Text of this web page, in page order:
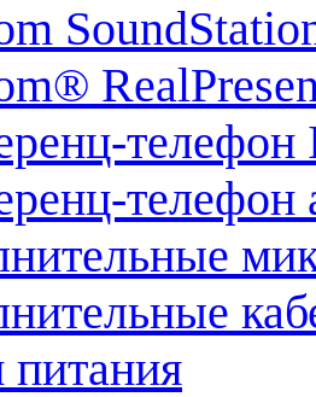
телефон
телефон
питания